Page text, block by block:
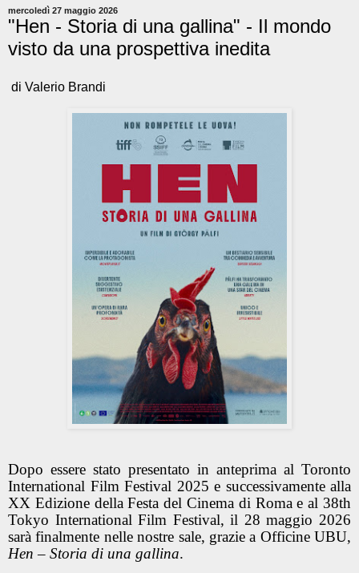
mercoledì 27 maggio 2026
"Hen - Storia di una gallina" - Il mondo
visto da una prospettiva inedita
di Valerio Brandi
Dopo essere stato presentato in anteprima al Toronto
International Film Festival 2025 e successivamente alla
XX Edizione della Festa del Cinema di Roma e al 38th
Tokyo International Film Festival, il 28 maggio 2026
sarà finalmente nelle nostre sale, grazie a Officine UBU,
Hen – Storia di una gallina.